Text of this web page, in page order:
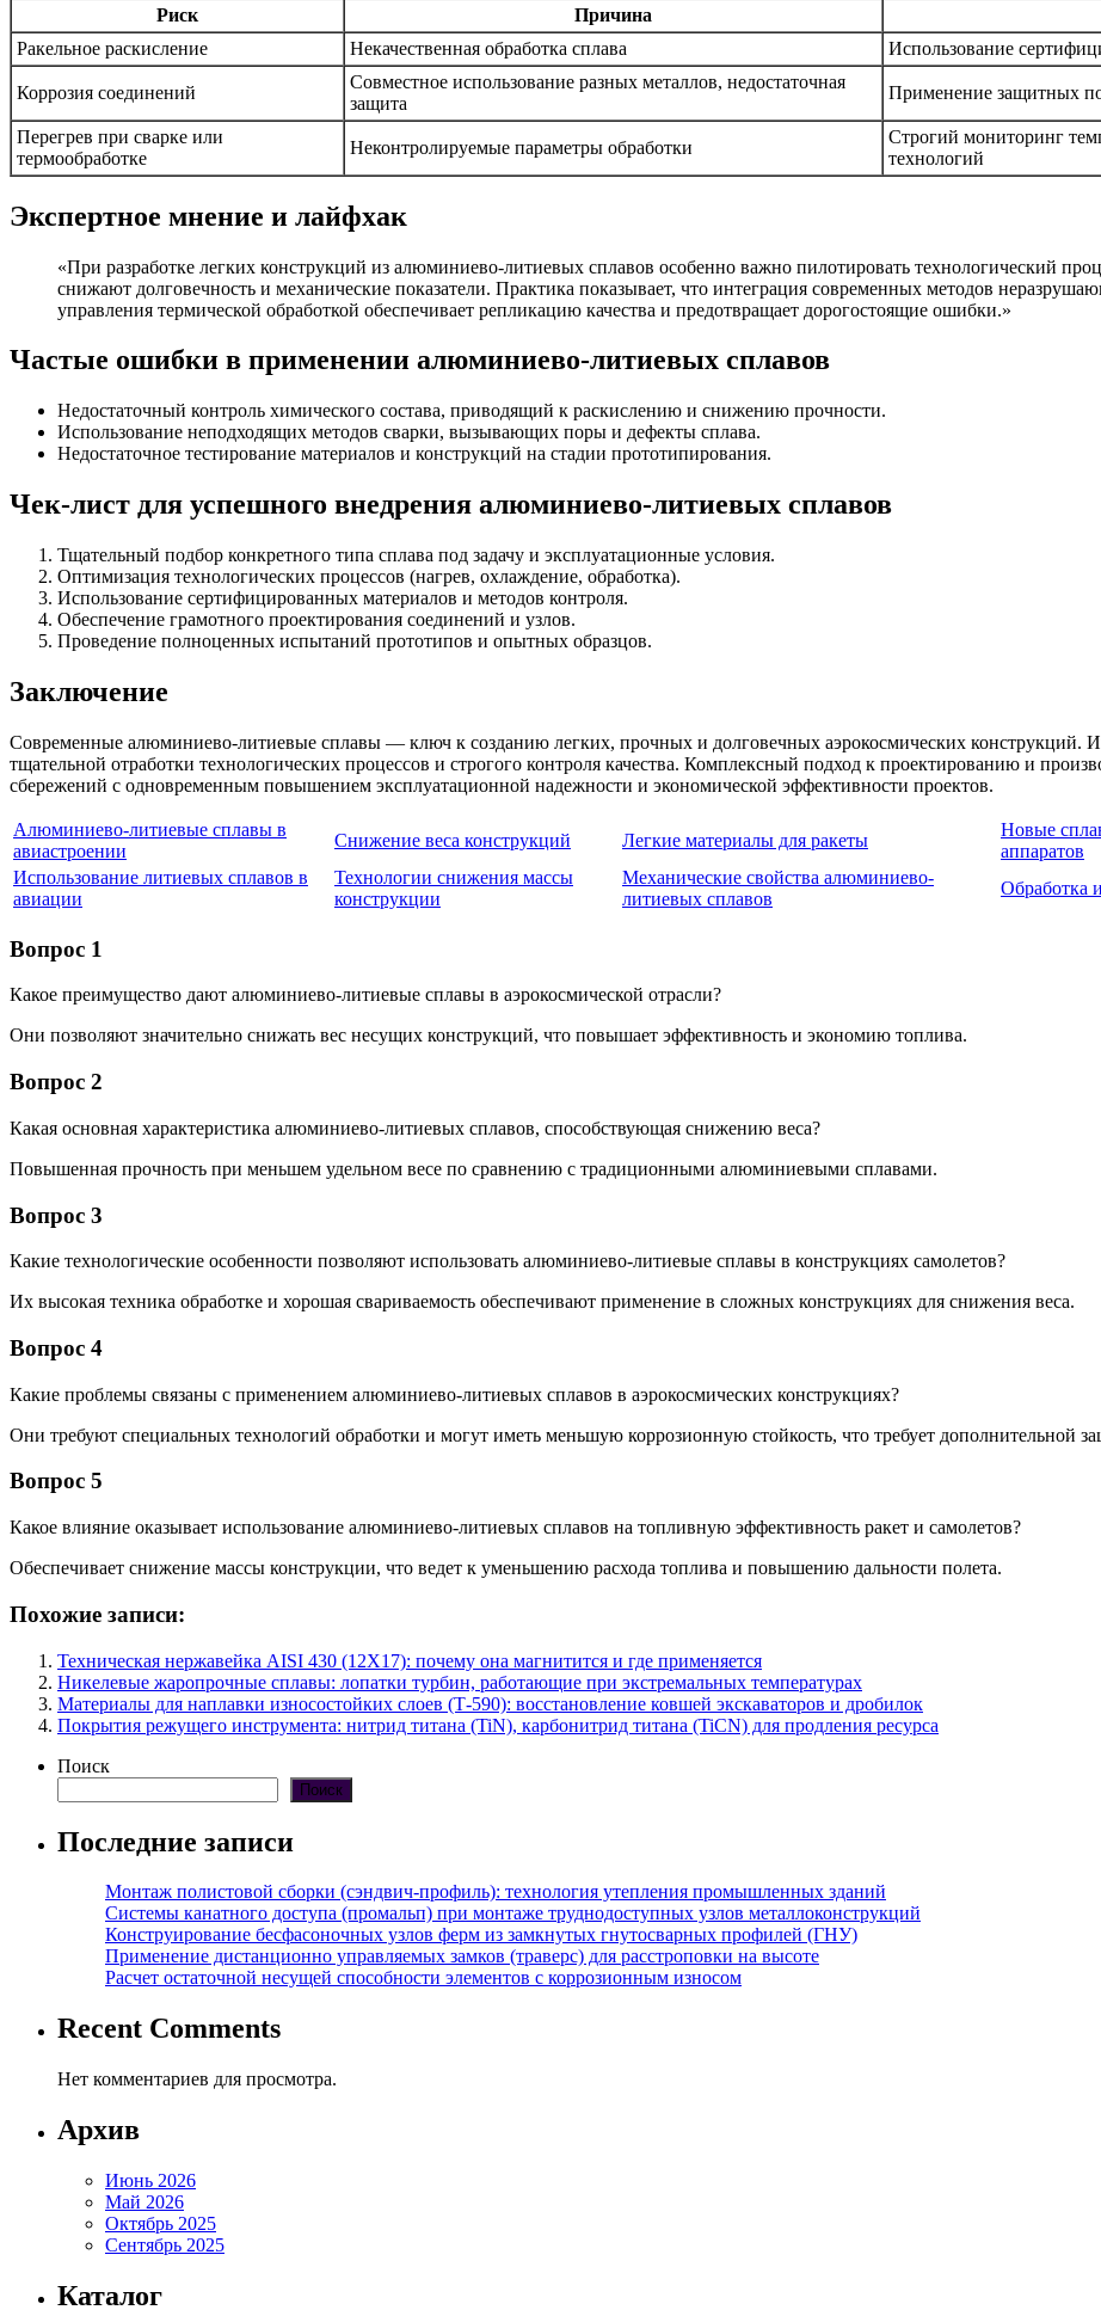
Риск Причина
Ракельное раскисление
Некачественная обработка сплава Использование
Коррозия соединений
Совместное использование разных металлов, недостаточная
защита
Применение защитных
Перегрев при сварке или
термообработке
Неконтролируемые параметры обработки
Строгий мониторинг
технологий
Экспертное мнение и лайфхак
«При разработке легких конструкций из алюминиево-литиевых сплавов особенно важно пилотировать технологический
снижают долговечность и механические показатели. Практика показывает, что интеграция современных методов
управления термической обработкой обеспечивает репликацию качества и предотвращает дорогостоящие ошибки.»
Частые ошибки в применении алюминиево-литиевых сплавов
Недостаточный контроль химического состава, приводящий к раскислению и снижению прочности.
Использование неподходящих методов сварки, вызывающих поры и дефекты сплава.
Недостаточное тестирование материалов и конструкций на стадии прототипирования.
Чек-лист для успешного внедрения алюминиево-литиевых сплавов
Тщательный подбор конкретного типа сплава под задачу и эксплуатационные условия.
Оптимизация технологических процессов (нагрев, охлаждение, обработка).
Использование сертифицированных материалов и методов контроля.
Обеспечение грамотного проектирования соединений и узлов.
Проведение полноценных испытаний прототипов и опытных образцов.
Заключение
Современные алюминиево-литиевые сплавы — ключ к созданию легких, прочных и долговечных аэрокосмических конструкций.
тщательной отработки технологических процессов и строгого контроля качества. Комплексный подход к проектированию и
сбережений с одновременным повышением эксплуатационной надежности и экономической эффективности проектов.
Алюминиево-литиевые сплавы в
авиастроении
Снижение веса конструкций Легкие материалы для ракеты
Новые
аппаратов
Использование литиевых сплавов в
авиации
Технологии снижения массы
конструкции
Механические свойства алюминиево-
литиевых сплавов
Обработка
Вопрос 1
Какое преимущество дают алюминиево-литиевые сплавы в аэрокосмической отрасли?
Они позволяют значительно снижать вес несущих конструкций, что повышает эффективность и экономию топлива.
Вопрос 2
Какая основная характеристика алюминиево-литиевых сплавов, способствующая снижению веса?
Повышенная прочность при меньшем удельном весе по сравнению с традиционными алюминиевыми сплавами.
Вопрос 3
Какие технологические особенности позволяют использовать алюминиево-литиевые сплавы в конструкциях самолетов?
Их высокая техника обработке и хорошая свариваемость обеспечивают применение в сложных конструкциях для снижения веса.
Вопрос 4
Какие проблемы связаны с применением алюминиево-литиевых сплавов в аэрокосмических конструкциях?
Они требуют специальных технологий обработки и могут иметь меньшую коррозионную стойкость, что требует дополнительной
Вопрос 5
Какое влияние оказывает использование алюминиево-литиевых сплавов на топливную эффективность ракет и самолетов?
Обеспечивает снижение массы конструкции, что ведет к уменьшению расхода топлива и повышению дальности полета.
Похожие записи:
Техническая нержавейка AISI 430 (12Х17): почему она магнитится и где применяется
Никелевые жаропрочные сплавы: лопатки турбин, работающие при экстремальных температурах
Материалы для наплавки износостойких слоев (Т-590): восстановление ковшей экскаваторов и дробилок
Покрытия режущего инструмента: нитрид титана (TiN), карбонитрид титана (TiCN) для продления ресурса
Поиск
Поиск
Последние записи
Монтаж полистовой сборки (сэндвич-профиль): технология утепления промышленных зданий
Системы канатного доступа (промальп) при монтаже труднодоступных узлов металлоконструкций
Конструирование бесфасоночных узлов ферм из замкнутых гнутосварных профилей (ГНУ)
Применение дистанционно управляемых замков (траверс) для расстроповки на высоте
Расчет остаточной несущей способности элементов с коррозионным износом
Recent Comments
Нет комментариев для просмотра.
Архив
Июнь 2026
Май 2026
Октябрь 2025
Сентябрь 2025
Каталог